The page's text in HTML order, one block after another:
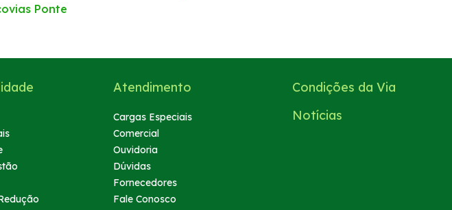
Ponte
Atendimento
Cargas Especiais
Comercial
Ouvidoria
Dúvidas
Fornecedores
Fale Conosco
Condições da Via
Notícias